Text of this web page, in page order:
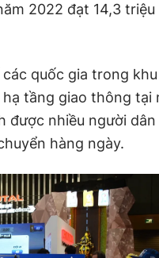
2022 đạt 14,3 triệu
quốc gia trong
tầng giao thông tại
được nhiều người dân
hàng ngày.